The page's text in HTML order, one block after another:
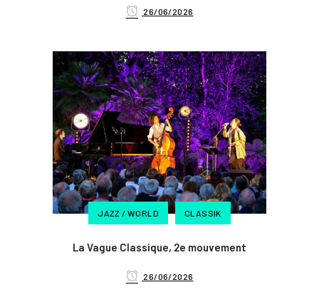
26/06/2026
JAZZ / WORLD CLASSIK
La Vague Classique, 2e mouvement
26/06/2026